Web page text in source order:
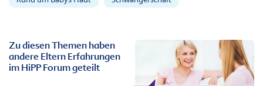
Zu diesen Themen haben
andere Eltern Erfahrungen
im HiPP Forum geteilt